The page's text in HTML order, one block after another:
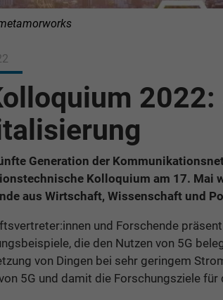
Generation der
Kolloquium am 17. Mai
aus Wirtschaft, Wissenschaft und
und Forschende
die den Nutzen von 5G
von Dingen bei sehr geringem
5G und damit die Forschungsziele für